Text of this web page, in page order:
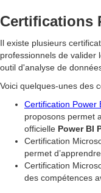
Certifications
Il existe plusieurs
professionnels de valider
outil d'analyse de
Voici quelques-unes des
Certification Power
proposons permet
officielle Power BI
Certification
permet
Certification
des compétences